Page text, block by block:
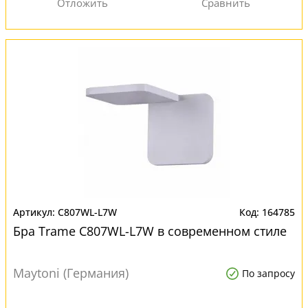
C807WL-L7W 164785
Бра Trame C807WL-L7W в современном стиле
Maytoni (Германия) По запросу